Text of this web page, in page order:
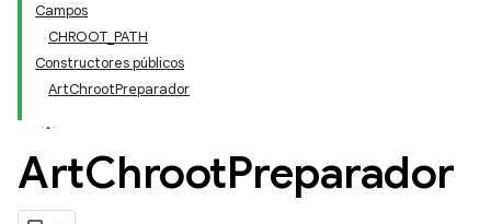
Campos
CHROOT_PATH
Constructores públicos
ArtChrootPreparador
ArtChrootPreparador